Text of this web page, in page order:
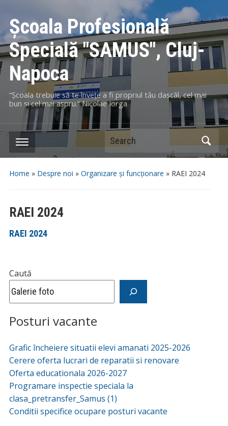
Școala Profesională
Specială "SAMUS", Cluj-
Napoca
“Școala trebuie să te învețe a fi propriul tău dascăl, cel mai
bun si cel mai aspru.“ Nicolae Iorga
Search
Home » Despre noi » Organizare și funcționare » RAEI 2024
Caută
Posturi vacante
Grafic încheiere situatii elevi amanati 2025-2026
Cerere oferta lucrari de reparatii si renovare
Oferta educationala 2026-2027
Programare inspectie speciala la
clasa_pretransfer_Samus (1)
Conditii specifice ocupare posturi vacante
RAEI 2024
RAEI 2024